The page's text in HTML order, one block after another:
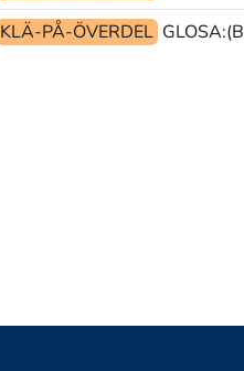
KLÄ-PÅ-ÖVERDEL